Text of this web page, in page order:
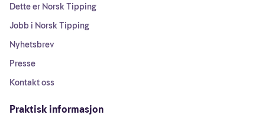
Dette er Norsk Tipping
Jobb i Norsk Tipping
Nyhetsbrev
Presse
Kontakt oss
Praktisk informasjon